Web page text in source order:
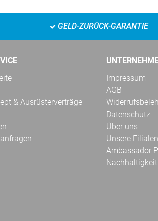
GELD-ZURÜCK-GARANTIE
& Ausrüsterverträge
Impressum
AGB
Datenschutz
Über uns
Unsere Filialen
Ambassador